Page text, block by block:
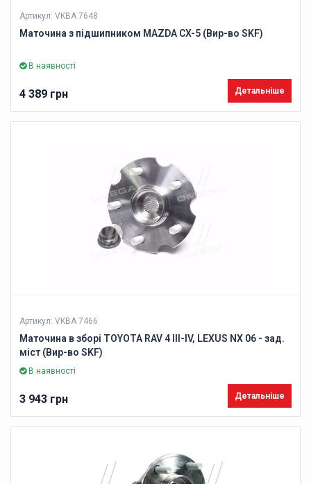
Артикул: VKBA 7648
Маточина з підшипником MAZDA CX-5 (Вир-во SKF)
В наявності
4 389 грн Детальніше
Артикул: VKBA 7466
Маточина в зборі TOYOTA RAV 4 III-IV, LEXUS NX 06 - зад.
міст (Вир-во SKF)
В наявності
3 943 грн Детальніше